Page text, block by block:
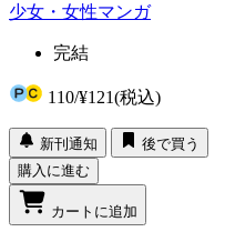
少女・女性マンガ
完結
110/¥121(税込)
新刊通知
後で買う
購入に進む
カートに追加